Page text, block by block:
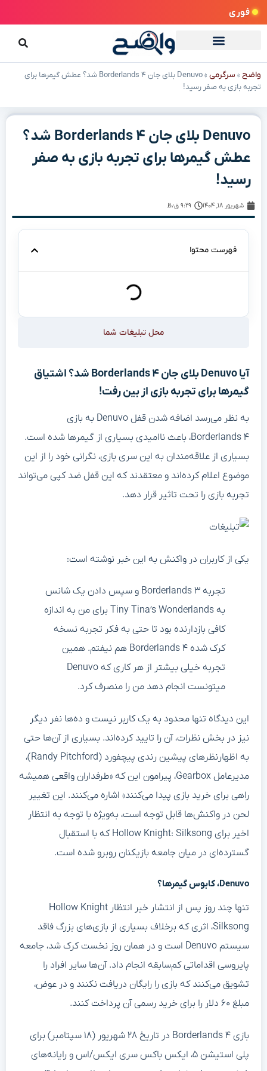
فوری
واضح » سرگرمی »
Denuvo بلای جان Borderlands ۴ شد؟ عطش گیمرها برای
تجربه بازی به صفر رسید!
Denuvo بلای جان Borderlands ۴ شد؟
عطش گیمرها برای تجربه بازی به صفر
رسید!
شهریور ۱۸, ۱۴۰۴ ۹:۲۹ ق٫ظ
فهرست محتوا
محل تبلیغات شما
آیا Denuvo بلای جان Borderlands ۴ شد؟ اشتیاق
گیمرها برای تجربه بازی از بین رفت!
به نظر می‌رسد اضافه شدن قفل Denuvo به بازی
Borderlands ۴، باعث ناامیدی بسیاری از گیمرها شده است.
بسیاری از علاقه‌مندان به این سری بازی، نگرانی خود را از این
موضوع اعلام کرده‌اند و معتقدند که این قفل ضد کپی می‌تواند
تجربه بازی را تحت تاثیر قرار دهد.
یکی از کاربران در واکنش به این خبر نوشته است:
تجربه Borderlands ۳ و سپس دادن یک شانس
به Tiny Tina’s Wonderlands برای من به اندازه
کافی بازدارنده بود تا حتی به فکر تجربه نسخه
کرک شده Borderlands ۴ هم نیفتم. همین
تجربه خیلی بیشتر از هر کاری که Denuvo
میتونست انجام دهد من را منصرف کرد.
این دیدگاه تنها محدود به یک کاربر نیست و ده‌ها نفر دیگر
نیز در بخش نظرات، آن را تایید کرده‌اند. بسیاری از آن‌ها حتی
به اظهارنظرهای پیشین رندی پیچفورد (Randy Pitchford)،
مدیرعامل Gearbox، پیرامون این که «طرفداران واقعی همیشه
راهی برای خرید بازی پیدا می‌کنند» اشاره می‌کنند. این تغییر
لحن در واکنش‌ها قابل توجه است، به‌ویژه با توجه به انتظار
اخیر برای Hollow Knight: Silksong که با استقبال
گسترده‌ای در میان جامعه بازیکنان روبرو شده است.
Denuvo، کابوس گیمرها؟
تنها چند روز پس از انتشار خبر انتظار Hollow Knight
Silksong، اثری که برخلاف بسیاری از بازی‌های بزرگ فاقد
سیستم Denuvo است و در همان روز نخست کرک شد، جامعه‌
پایروسی اقداماتی کم‌سابقه انجام داد. آن‌ها سایر افراد را
تشویق می‌کنند که بازی را رایگان دریافت نکنند و در عوض،
مبلغ ۶۰ دلار را برای خرید رسمی آن پرداخت کنند.
بازی Borderlands ۴ در تاریخ ۲۸ شهریور (۱۸ سپتامبر) برای
پلی استیشن ۵، ایکس باکس سری ایکس/اس و رایانه‌های